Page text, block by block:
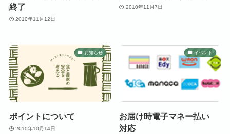
終了
2010年11月12日
2010年11月7日
お知らせ
ポイントについて
2010年10月14日
イベント
お届け時電子マネー払い
対応